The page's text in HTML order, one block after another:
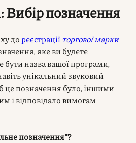
Вибір позначення
до реєстрації торгової марки
яке ви будете
бути назва вашої програми,
унікальний звуковий
це позначення було, іншими
і відповідало вимогам
позначення”?